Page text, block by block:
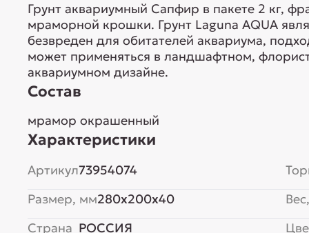
Грунт аквариумный Сапфир в пакете 2 кг,
мраморной крошки. Грунт Laguna AQUA
безвреден для обитателей аквариума,
может применяться в ландшафтном,
аквариумном дизайне.
Состав
мрамор окрашенный
Характеристики
Артикул73954074
Размер, мм280x200x40
Страна РОССИЯ